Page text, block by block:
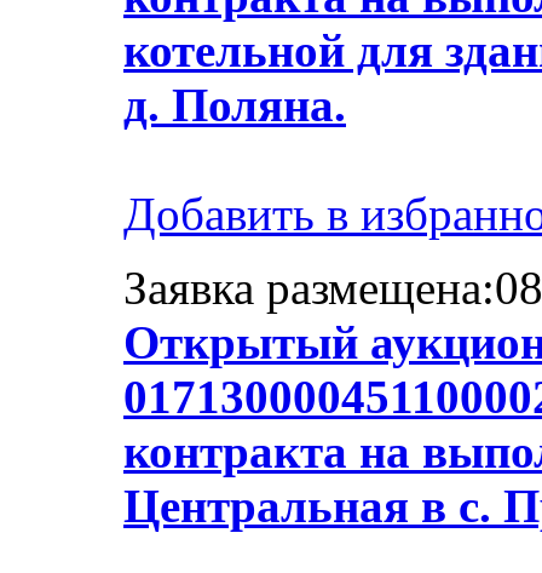
котельной для
д. Поляна.
Добавить в
Заявка
Открытый
контракта на
Центральная в с.